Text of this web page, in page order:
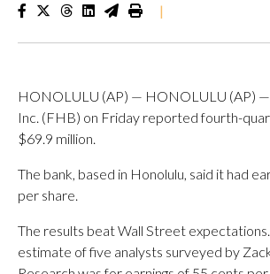
|
HONOLULU (AP) — HONOLULU (AP)
Inc. (FHB) on Friday reported fourth-
$69.9 million.
The bank, based in Honolulu, said it had
per share.
The results beat Wall Street
estimate of five analysts surveyed by